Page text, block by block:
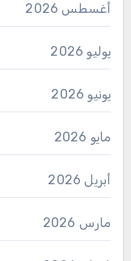
أغسطس 2026
يوليو 2026
يونيو 2026
مايو 2026
أبريل 2026
مارس 2026